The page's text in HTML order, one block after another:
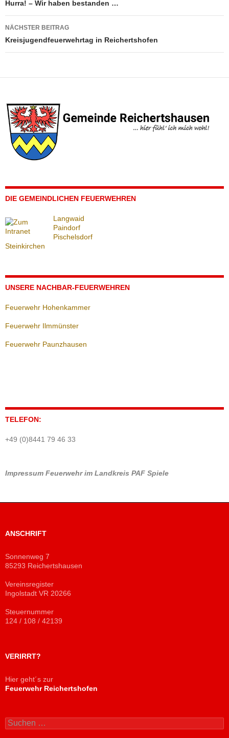
Hurra! – Wir haben bestanden …
NÄCHSTER BEITRAG
Kreisjugendfeuerwehrtag in Reichertshofen
DIE GEMEINDLICHEN FEUERWEHREN
Langwaid
Paindorf
Pischelsdorf
Steinkirchen
UNSERE NACHBAR-FEUERWEHREN
Feuerwehr Hohenkammer
Feuerwehr Ilmmünster
Feuerwehr Paunzhausen
TELEFON:
+49 (0)8441 79 46 33
Impressum Feuerwehr im Landkreis PAF Spiele
ANSCHRIFT
Sonnenweg 7
85293 Reichertshausen
Vereinsregister
Ingolstadt VR 20266
Steuernummer
124 / 108 / 42139
VERIRRT?
Hier geht´s zur
Feuerwehr Reichertshofen
Suchen
nach: